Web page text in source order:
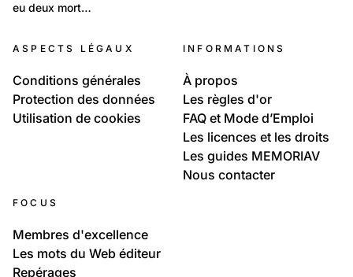
eu deux mort…
ASPECTS LÉGAUX
Conditions générales
Protection des données
Utilisation de cookies
INFORMATIONS
À propos
Les règles d'or
FAQ et Mode d’Emploi
Les licences et les droits
Les guides MEMORIAV
Nous contacter
FOCUS
Membres d'excellence
Les mots du Web éditeur
Repérages